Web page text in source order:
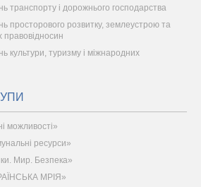
транспорту і дорожнього господарства
просторового розвитку, землеустрою та
культури, туризму і міжнародних
можливості»
ресурси»
Мир. Безпека»
МРІЯ»